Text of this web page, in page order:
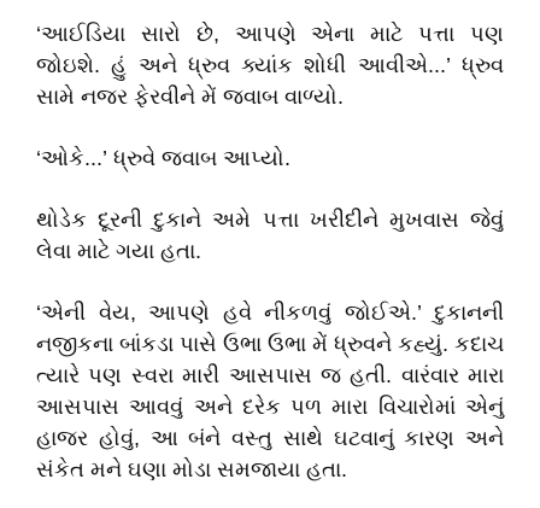
‘આઈડિયા સારો છે, આપણે એના માટે પત્તા પણ
જોઇશે. હું અને ધ્રુવ ક્યાંક શોધી આવીએ...’ ધ્રુવ
સામે નજર ફેરવીને મેં જવાબ વાળ્યો.
‘ઓકે...’ ધ્રુવે જવાબ આપ્યો.
થોડેક દૂરની દુકાને અમે પત્તા ખરીદીને મુખવાસ જેવું
લેવા માટે ગયા હતા.
‘એની વેય, આપણે હવે નીકળવું જોઈએ.’ દુકાનની
નજીકના બાંકડા પાસે ઉભા ઉભા મેં ધ્રુવને કહ્યું. કદાચ
ત્યારે પણ સ્વરા મારી આસપાસ જ હતી. વારંવાર મારા
આસપાસ આવવું અને દરેક પળ મારા વિચારોમાં એનું
હાજર હોવું, આ બંને વસ્તુ સાથે ઘટવાનું કારણ અને
સંકેત મને ઘણા મોડા સમજાયા હતા.